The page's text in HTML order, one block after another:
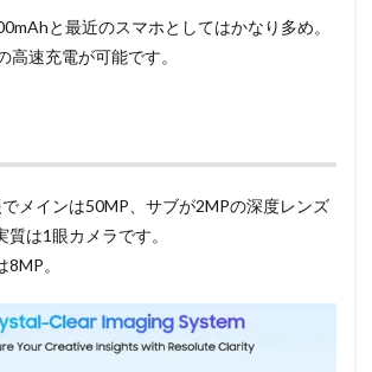
と最近のスマホとしてはかなり多め。
高速充電が可能です。
メインは50MP、サブが2MPの深度レンズ
質は1眼カメラです。
。